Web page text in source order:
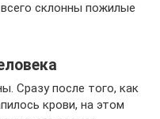
склонны пожилые
Сразу после того, как
крови, на этом